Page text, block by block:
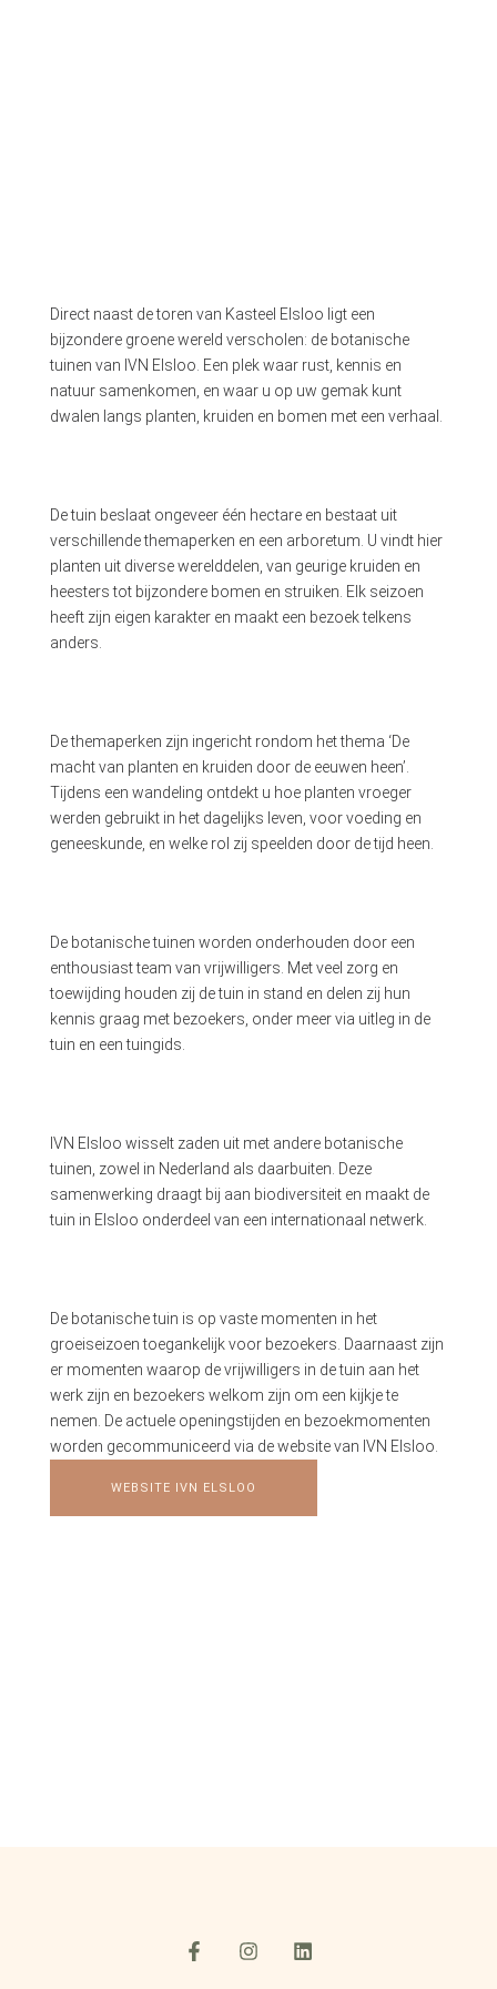
Direct naast de toren van Kasteel Elsloo ligt een
bijzondere groene wereld verscholen: de botanische
tuinen van IVN Elsloo. Een plek waar rust, kennis en
natuur samenkomen, en waar u op uw gemak kunt
dwalen langs planten, kruiden en bomen met een verhaal.
De tuin beslaat ongeveer één hectare en bestaat uit
verschillende themaperken en een arboretum. U vindt hier
planten uit diverse werelddelen, van geurige kruiden en
heesters tot bijzondere bomen en struiken. Elk seizoen
heeft zijn eigen karakter en maakt een bezoek telkens
anders.
De themaperken zijn ingericht rondom het thema ‘De
macht van planten en kruiden door de eeuwen heen’.
Tijdens een wandeling ontdekt u hoe planten vroeger
werden gebruikt in het dagelijks leven, voor voeding en
geneeskunde, en welke rol zij speelden door de tijd heen.
De botanische tuinen worden onderhouden door een
enthousiast team van vrijwilligers. Met veel zorg en
toewijding houden zij de tuin in stand en delen zij hun
kennis graag met bezoekers, onder meer via uitleg in de
tuin en een tuingids.
IVN Elsloo wisselt zaden uit met andere botanische
tuinen, zowel in Nederland als daarbuiten. Deze
samenwerking draagt bij aan biodiversiteit en maakt de
tuin in Elsloo onderdeel van een internationaal netwerk.
De botanische tuin is op vaste momenten in het
groeiseizoen toegankelijk voor bezoekers. Daarnaast zijn
er momenten waarop de vrijwilligers in de tuin aan het
werk zijn en bezoekers welkom zijn om een kijkje te
nemen. De actuele openingstijden en bezoekmomenten
worden gecommuniceerd via de website van IVN Elsloo.
WEBSITE IVN ELSLOO